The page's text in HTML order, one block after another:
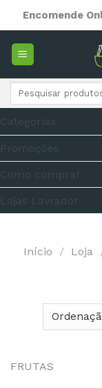
content
Encomende
Pesquisar
Início / Loja
FRUTAS